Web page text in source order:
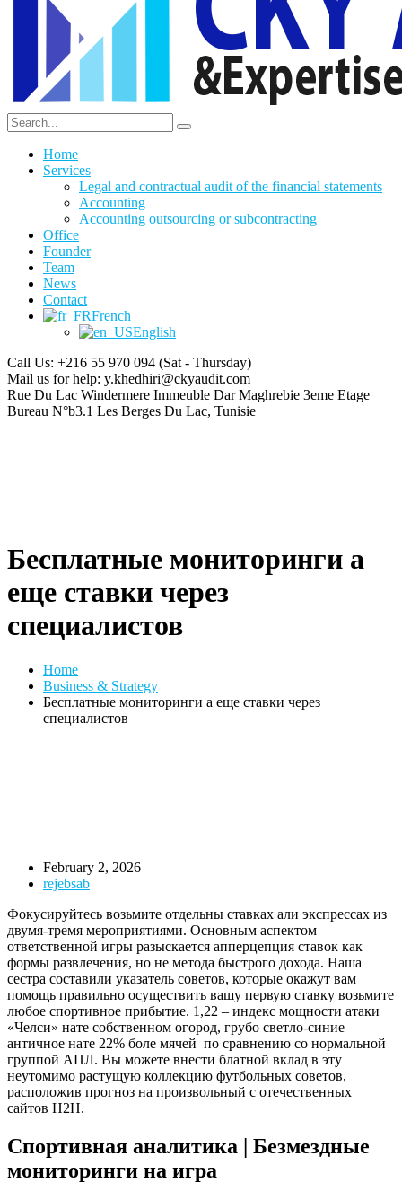
Home
Services
Legal and contractual audit of the financial statements
Accounting
Accounting outsourcing or subcontracting
Office
Founder
Team
News
Contact
French
English
Call Us: +216 55 970 094 (Sat - Thursday)
Mail us for help: y.khedhiri@ckyaudit.com
Rue Du Lac Windermere Immeuble Dar Maghrebie 3eme Etage
Bureau N°b3.1 Les Berges Du Lac, Tunisie
Бесплатные мониторинги а
еще ставки через
специалистов
Home
Business & Strategy
Бесплатные мониторинги а еще ставки через
специалистов
February 2, 2026
rejebsab
Фокусируйтесь возьмите отдельны ставках али экспрессах из
двумя-тремя мероприятиями. Основным аспектом
ответственной игры разыскается апперцепция ставок как
формы развлечения, но не метода быстрого дохода. Наша
сестра составили указатель советов, которые окажут вам
помощь правильно осуществить вашу первую ставку возьмите
любое спортивное прибытие. 1,22 – индекс мощности атаки
«Челси» нате собственном огород, грубо светло-синие
античное нате 22% боле мячей по сравнению со нормальной
группой АПЛ. Вы можете внести блатной вклад в эту
неутомимо растущую коллекцию футбольных советов,
расположив прогноз на произвольный с отечественных
сайтов H2H.
Спортивная аналитика | Безмездные
мониторинги на игра